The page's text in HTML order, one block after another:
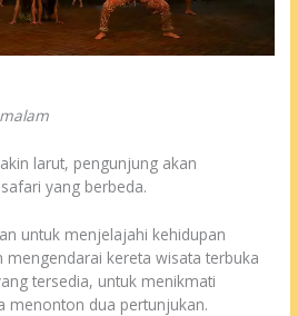
larut, pengunjung akan
yang berbeda.
untuk menjelajahi kehidupan
kereta wisata terbuka
tersedia, untuk menikmati
menonton dua pertunjukan.